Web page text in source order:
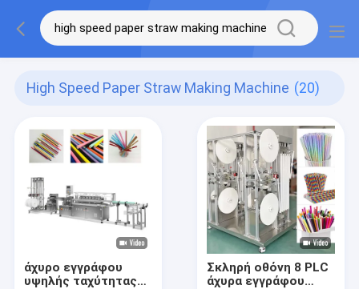
High Speed Paper Straw Making Machine (20)
άχυρο εγγράφου
υψηλής ταχύτητας
Σκληρή οθόνη 8 PLC
άχυρα εγγράφου